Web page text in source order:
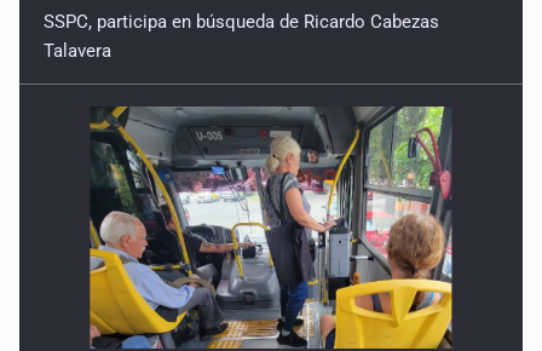
SSPC, participa en búsqueda de Ricardo Cabezas
Talavera